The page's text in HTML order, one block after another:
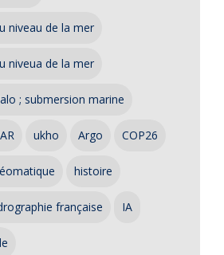
niveau de la mer
niveua de la mer
; submersion marine
ukho Argo COP26
histoire
française IA